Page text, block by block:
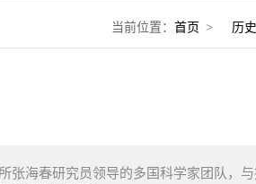
当前位置： 首页 > 历
海春研究员领导的多国科学家团队，